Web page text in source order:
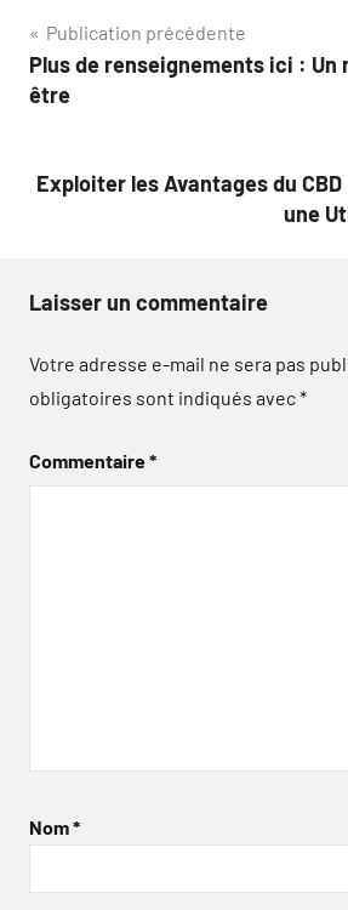
Navigation
de
Publication précédente
Plus de renseignements ici : Un
être
Exploiter les Avantages du
une
Laisser un commentaire
Votre adresse e-mail ne sera pas
obligatoires sont indiqués avec*
Commentaire*
Nom*